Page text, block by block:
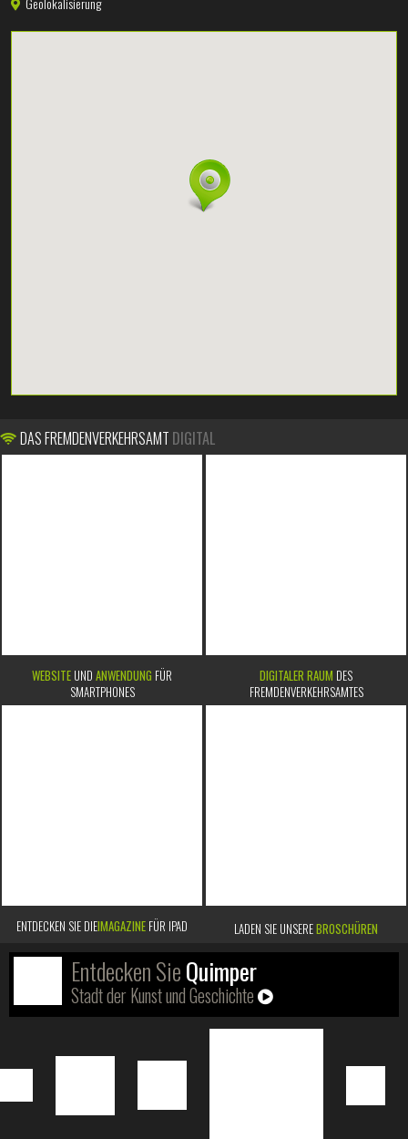
Geolokalisierung
DAS FREMDENVERKEHRSAMT DIGITAL
WEBSITE UND ANWENDUNG FÜR
SMARTPHONES
DIGITALER RAUM DES
FREMDENVERKEHRSAMTES
ENTDECKEN SIE DIEIMAGAZINE FÜR IPAD LADEN SIE UNSEREBROSCHÜREN
Entdecken SieQuimper
Stadt der Kunst und Geschichte